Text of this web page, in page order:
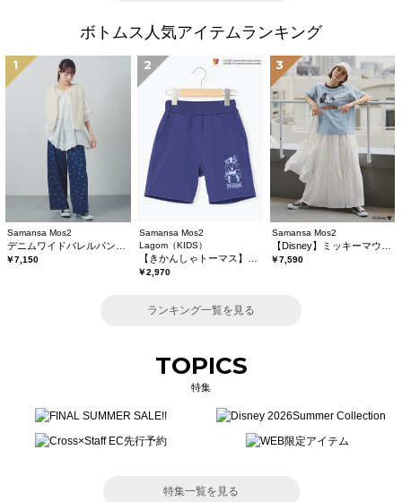
ボトムス人気アイテムランキング
1
Samansa Mos2
￥7,150
2
Samansa Mos2
Lagom（KIDS）
￥2,970
3
Samansa Mos2
￥7,590
ランキング一覧を見る
TOPICS
特集
特集一覧を見る